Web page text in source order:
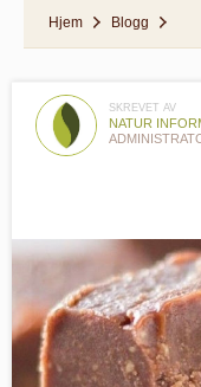
Hjem Blogg
SKREVET AV
NATUR